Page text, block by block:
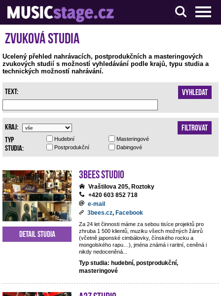
S muzikanty pro muzikanty
Zvuková studia
Ucelený přehled nahrávacích, postprodukčních a masteringových
zvukových studií s možností vyhledávání podle krajů, typu studia a
technických možností nahrávání.
Vyhledat
Text:
Filtrovat
Kraj:
Masteringové
Dabingové
Hudební
Postprodukční
Typ
studia:
3bees studio
Vraštilova 205, Roztoky
+420 603 852 718
e-mail
3bees.cz, Facebook
Za 24 let činnosti máme za sebou tisíce projektů pro
zhruba 1 500 klientů, muziku všech možných žánrů
(včetně japonské cimbálovky, čínského rocku a
mongolského rapu…), jména známá i raritní, ceněná i
nikdy nedoceněná...
Typ studia: hudební, postprodukční,
masteringové
Detail studia